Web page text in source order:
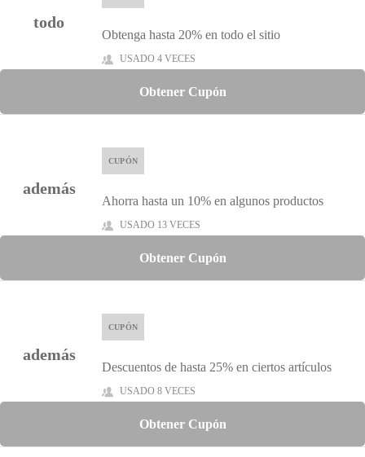
todo
Obtenga hasta 20% en todo el sitio
USADO 4 VECES
Obtener Cupón
además
CUPÓN
Ahorra hasta un 10% en algunos productos
USADO 13 VECES
Obtener Cupón
además
CUPÓN
Descuentos de hasta 25% en ciertos artículos
USADO 8 VECES
Obtener Cupón